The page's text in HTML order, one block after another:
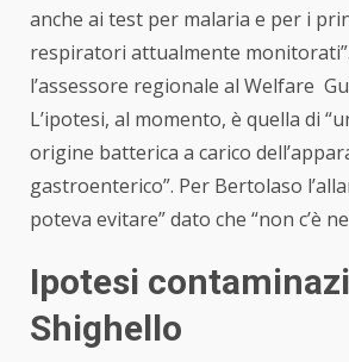
anche ai test per malaria e per i
respiratori attualmente
l’assessore regionale al Welfare
L’ipotesi, al momento, è quella di
origine batterica a carico
gastroenterico”. Per Bertolaso
poteva evitare” dato che “non c’è
Ipotesi
Shighello